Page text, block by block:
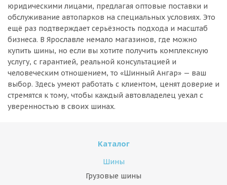
юридическими лицами, предлагая оптовые поставки и
обслуживание автопарков на специальных условиях. Это
ещё раз подтверждает серьёзность подхода и масштаб
бизнеса. В Ярославле немало магазинов, где можно
купить шины, но если вы хотите получить комплексную
услугу, с гарантией, реальной консультацией и
человеческим отношением, то «Шинный Ангар» — ваш
выбор. Здесь умеют работать с клиентом, ценят доверие и
стремятся к тому, чтобы каждый автовладелец уехал с
уверенностью в своих шинах.
Каталог
Шины
Грузовые шины